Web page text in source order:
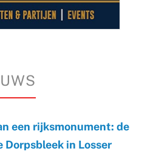
een rijksmonument: de
Dorpsbleek in Losser